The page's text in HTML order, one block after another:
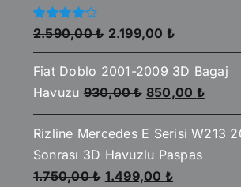
5
üzerinden
4.00oy
aldı
2.590,00₺ Orijinal
fiyat:
2.590,00 ₺.
2.199,00 ₺Şu
andaki
fiyat:
2.199,00 ₺.
Fiat Doblo 2001-2009 3D Bagaj
Havuzu 930,00₺ Orijinal
fiyat:
930,00 ₺.
850,00 ₺Şu
fiyat:
Rizline Mercedes E Serisi W213
Sonrası 3D Havuzlu Paspas
1.750,00₺ Orijinal
1.499,00 ₺Şu